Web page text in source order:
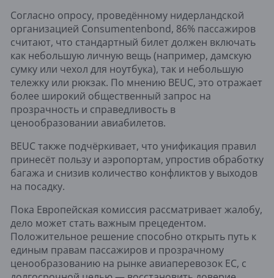
Согласно опросу, проведённому нидерландской
организацией Consumentenbond, 86% пассажиров
считают, что стандартный билет должен включать
как небольшую личную вещь (например, дамскую
сумку или чехол для ноутбука), так и небольшую
тележку или рюкзак. По мнению BEUC, это отражает
более широкий общественный запрос на
прозрачность и справедливость в
ценообразовании авиабилетов.
BEUC также подчёркивает, что унификация правил
принесёт пользу и аэропортам, упростив обработку
багажа и снизив количество конфликтов у выходов
на посадку.
Пока Европейская комиссия рассматривает жалобу,
дело может стать важным прецедентом.
Положительное решение способно открыть путь к
единым правам пассажиров и прозрачному
ценообразованию на рынке авиаперевозок ЕС, с